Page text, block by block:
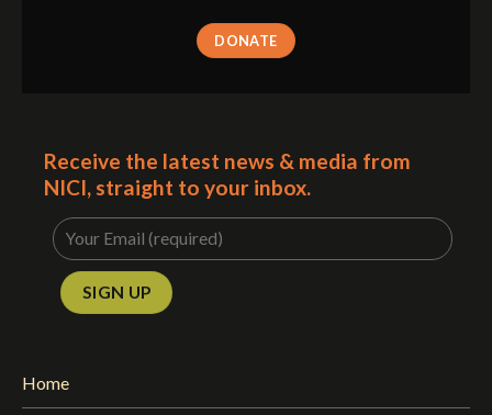
DONATE
Receive the latest news & media from
NICI, straight to your inbox.
Home